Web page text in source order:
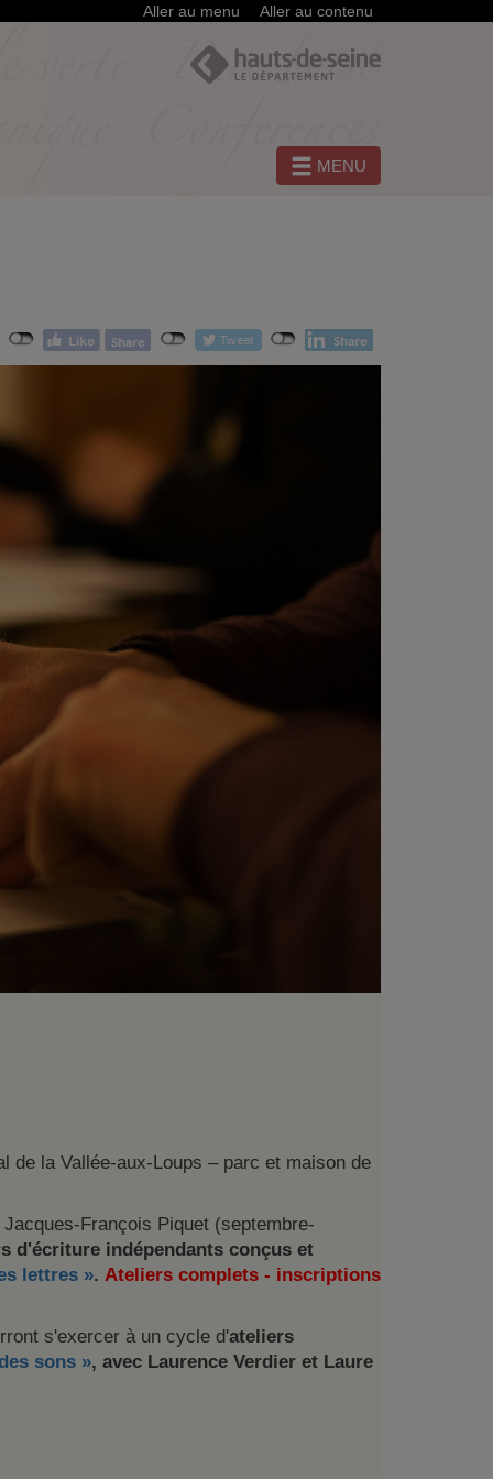
Aller au menu Aller au contenu
MENU
de la Vallée-aux-Loups – parc et maison de
François Piquet (septembre-
d'écriture indépendants conçus et
lettres ». Ateliers complets - inscriptions
s'exercer à un cycle d'ateliers
sons », avec Laurence Verdier et Laure